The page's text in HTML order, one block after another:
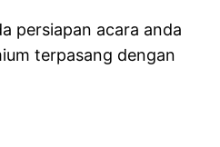
persiapan acara anda
terpasang dengan